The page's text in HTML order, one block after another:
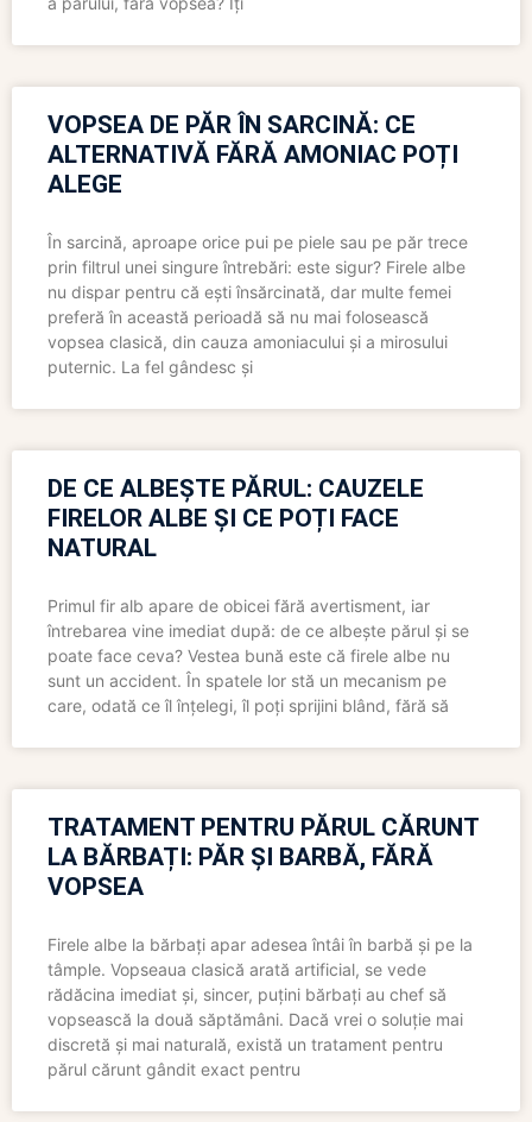
VOPSEA DE PĂR ÎN SARCINĂ: CE
ALTERNATIVĂ FĂRĂ AMONIAC POȚI
ALEGE
În sarcină, aproape orice pui pe piele sau pe păr trece
prin filtrul unei singure întrebări: este sigur? Firele albe
nu dispar pentru că ești însărcinată, dar multe femei
preferă în această perioadă să nu mai folosească
vopsea clasică, din cauza amoniacului și a mirosului
puternic. La fel gândesc și
DE CE ALBEȘTE PĂRUL: CAUZELE
FIRELOR ALBE ȘI CE POȚI FACE
NATURAL
Primul fir alb apare de obicei fără avertisment, iar
întrebarea vine imediat după: de ce albește părul și se
poate face ceva? Vestea bună este că firele albe nu
sunt un accident. În spatele lor stă un mecanism pe
care, odată ce îl înțelegi, îl poți sprijini blând, fără să
TRATAMENT PENTRU PĂRUL CĂRUNT
LA BĂRBAȚI: PĂR ȘI BARBĂ, FĂRĂ
VOPSEA
Firele albe la bărbați apar adesea întâi în barbă și pe la
tâmple. Vopseaua clasică arată artificial, se vede
rădăcina imediat și, sincer, puțini bărbați au chef să
vopsească la două săptămâni. Dacă vrei o soluție mai
discretă și mai naturală, există un tratament pentru
părul cărunt gândit exact pentru